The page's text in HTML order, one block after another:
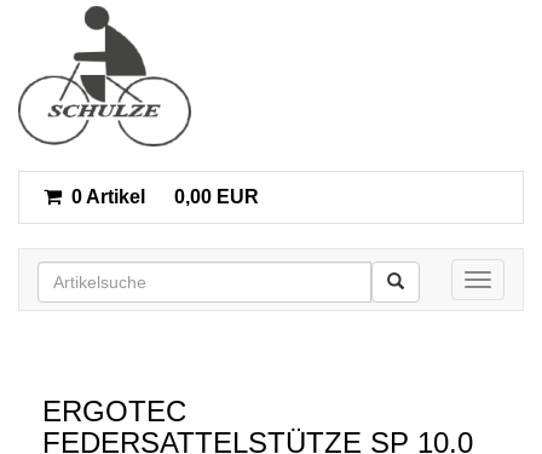
0 Artikel 0,00 EUR
Toggle
ERGOTEC
FEDERSATTELSTÜTZE SP 10.0